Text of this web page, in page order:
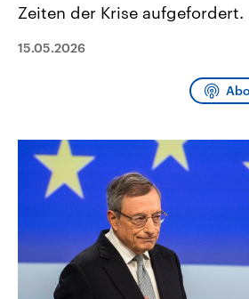
Landtagswahl Sachsen-Anhalt
2026
Sachsen-Anhalt wählt am 6.
Bundesland von einer Koalition aus
und Hintergründe zu den Parteien
und Kandidaten der anstehenden
Wahl.
Sendungen Programm
Audio-Archiv
Zeiten der Krise aufgefordert.
15.05.2026